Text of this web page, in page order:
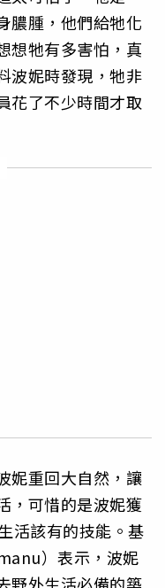
膿腫，他們給牠化
想牠有多害怕，真
波妮時發現，牠非
花了不少時間才取
妮重回大自然，讓
，可惜的是波妮獲
活該有的技能。基
）表示，波妮